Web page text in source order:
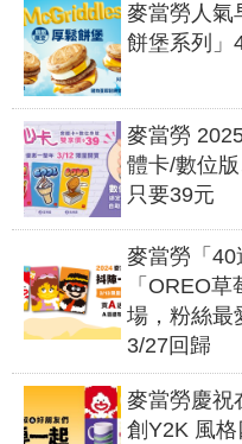
麥當勞人氣
餅堡系列」
麥當勞
體卡/數位
只要39元
麥當勞「40
「OREO
場，粉絲最
3/27回歸
麥當勞慶祝
創Y2K 風